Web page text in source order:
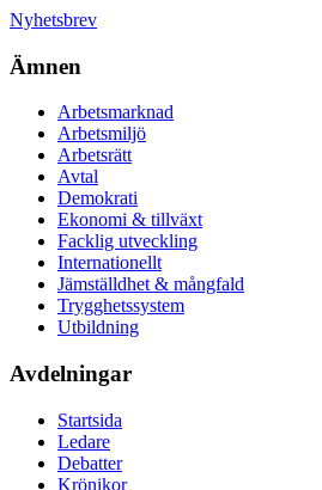
Nyhetsbrev
Ämnen
Arbetsmarknad
Arbetsmiljö
Arbetsrätt
Avtal
Demokrati
Ekonomi & tillväxt
Facklig utveckling
Internationellt
Jämställdhet & mångfald
Trygghetssystem
Utbildning
Avdelningar
Startsida
Ledare
Debatter
Krönikor